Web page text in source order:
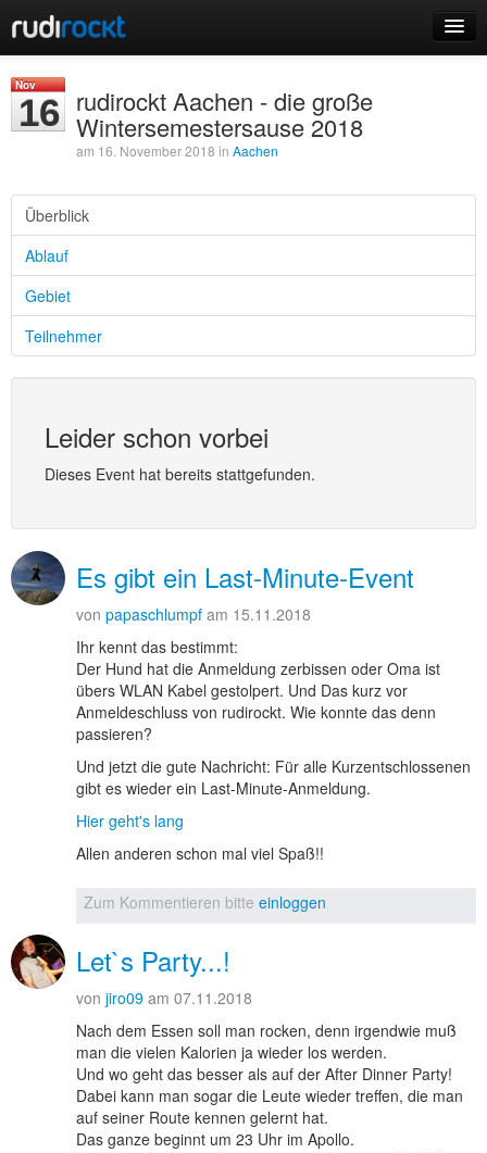
Events
Login
Registrieren
Nov
16 rudirockt Aachen - die große
Wintersemestersause 2018
am 16. November 2018 in Aachen
Überblick
Ablauf
Gebiet
Teilnehmer
Leider schon vorbei
Dieses Event hat bereits stattgefunden.
Es gibt ein Last-Minute-Event
von papaschlumpf am 15.11.2018
Ihr kennt das bestimmt:
Der Hund hat die Anmeldung zerbissen oder Oma ist
übers WLAN Kabel gestolpert. Und Das kurz vor
Anmeldeschluss von rudirockt. Wie konnte das denn
passieren?
Und jetzt die gute Nachricht: Für alle Kurzentschlossenen
gibt es wieder ein Last-Minute-Anmeldung.
Hier geht's lang
Allen anderen schon mal viel Spaß!!
Zum Kommentieren bitte einloggen
Let`s Party...!
von jiro09 am 07.11.2018
Nach dem Essen soll man rocken, denn irgendwie muß
man die vielen Kalorien ja wieder los werden.
Und wo geht das besser als auf der After Dinner Party!
Dabei kann man sogar die Leute wieder treffen, die man
auf seiner Route kennen gelernt hat.
Das ganze beginnt um 23 Uhr im Apollo.